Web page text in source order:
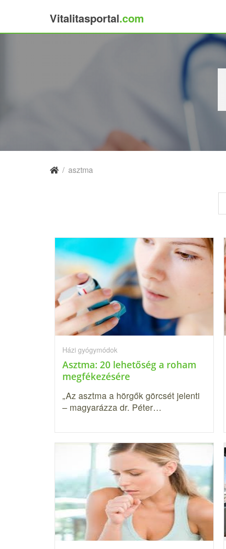
Vitalitasportal.com
/ asztma
Házi gyógymódok
Asztma: 20 lehetőség a roham
megfékezésére
„Az asztma a hörgők görcsét jelenti
– magyarázza dr. Péter…
×